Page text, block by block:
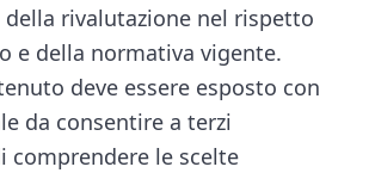
della rivalutazione nel rispetto
e della normativa vigente.
deve essere esposto con
da consentire a terzi
comprendere le scelte